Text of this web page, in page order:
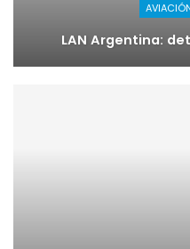
LAN Argentina: